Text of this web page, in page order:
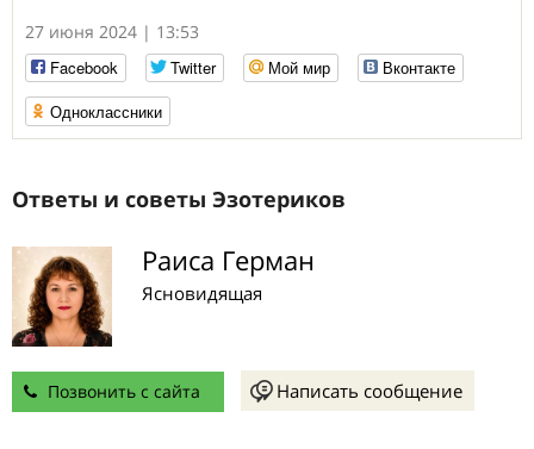
27 июня 2024 | 13:53
Facebook
Twitter Мой мир
Вконтакте
Одноклассники
Ответы и советы Эзотериков
Раиса Герман
Ясновидящая
Позвонить с сайта Написать сообщение